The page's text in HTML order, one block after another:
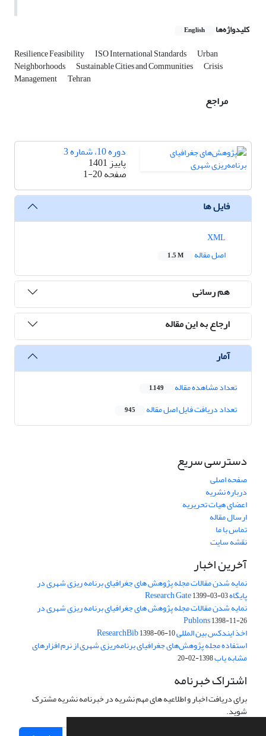
کلیدواژه‌ها English
Resilience Feasibility ISO International Standards Urban
Neighborhoods Sustainable Cities and Communities Crisis
Management Tehran
مراجع
دوره 10، شماره 3
پاییز 1401
صفحه1-20
فایل ها
اصل مقاله
1.5 M
هم رسانی
ارجاع به این مقاله
آمار
تعداد مشاهده مقاله 1,149
تعداد دریافت فایل اصل مقاله 945
دسترسی سریع
صفحه اصلی
درباره نشریه
اعضای هیات تحریریه
ارسال مقاله
تماس با ما
نقشه سایت
آخرین اخبار
نمایه شدن مقالات مجله پژوهش های جغرافیای برنامه ریزی شهری در
پایگاه Research Gate1399-03-03
نمایه شدن مقالات مجله پژوهش های جغرافیای برنامه ریزی شهری در
Publons1398-11-26
اخذ ایندکس بین المللی ResearchBib1398-06-10
استفاده مجله پژوهش‌های جغرافیای برنامه‌ریزی شهری از نرم افزارهای
مشابه یاب1398-02-20
اشتراک خبرنامه
برای دریافت اخبار و اطلاعیه های مهم نشریه در خبرنامه نشریه مشترک
شوید.